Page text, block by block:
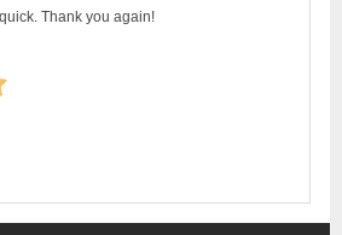
Thank you again!